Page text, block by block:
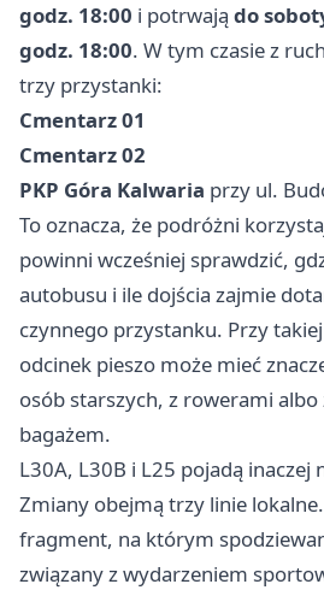
godz. 18:00 i potrwają do
godz. 18:00. W tym czasie z
trzy przystanki:
Cmentarz 01
Cmentarz 02
PKP Góra Kalwaria przy ul.
To oznacza, że podróżni
powinni wcześniej sprawdzić,
autobusu i ile dojścia zajmie
czynnego przystanku. Przy
odcinek pieszo może mieć
osób starszych, z rowerami albo
bagażem.
L30A, L30B i L25 pojadą inaczej
Zmiany obejmą trzy linie
fragment, na którym
związany z wydarzeniem